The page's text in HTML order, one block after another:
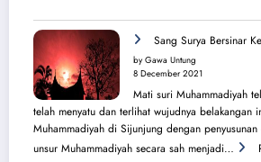
Sang Surya Bersinar
by Gawa Untung
8 December 2021
Mati suri Muhammadiyah
telah menyatu dan terlihat wujudnya belakangan
Muhammadiyah di Sijunjung dengan
unsur Muhammadiyah secara sah menjadi…